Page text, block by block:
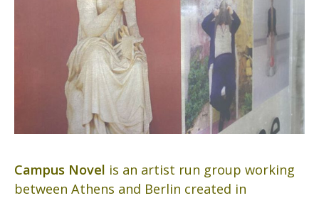
Campus Novel is an artist run group working
between Athens and Berlin created in